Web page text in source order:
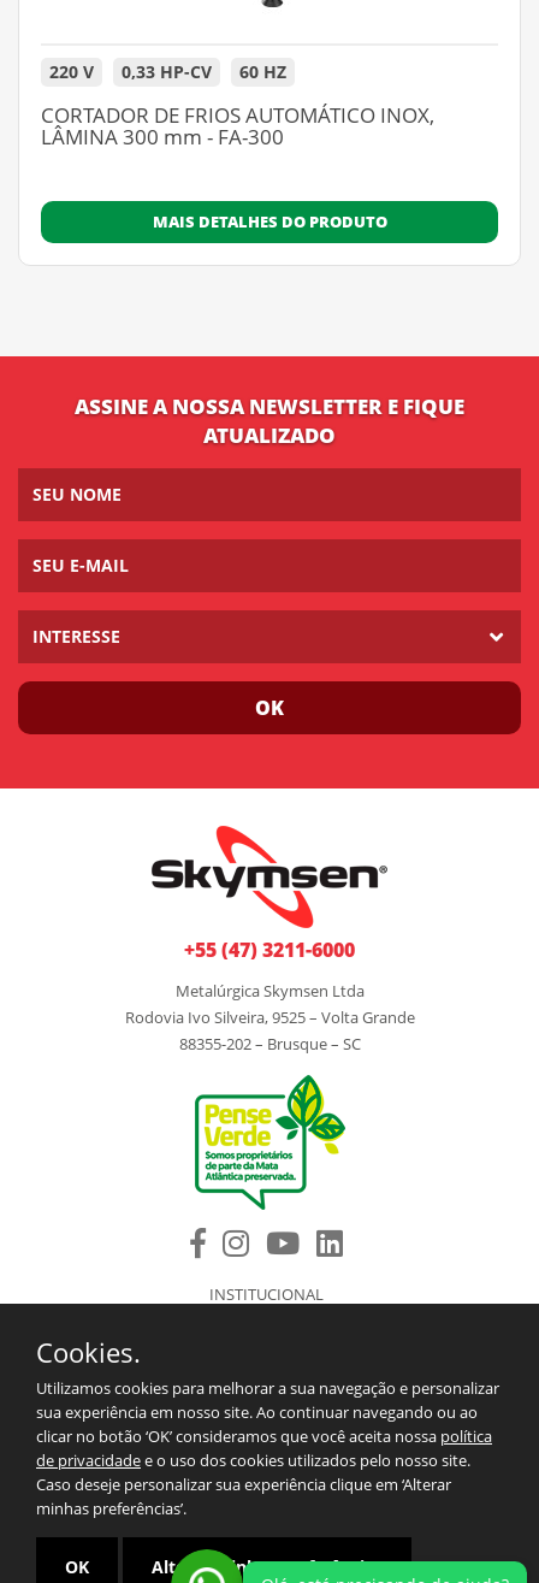
220 V 0,33 HP-CV 60 HZ
CORTADOR DE FRIOS AUTOMÁTICO INOX,
LÂMINA 300 mm - FA-300
MAIS DETALHES DO PRODUTO
ASSINE A NOSSA NEWSLETTER E FIQUE
ATUALIZADO
INTERESSE
OK
+55 (47) 3211-6000
Metalúrgica Skymsen Ltda
Rodovia Ivo Silveira, 9525 – Volta Grande
88355-202 – Brusque – SC
INSTITUCIONAL
BLOG
SAC/CONTATO
2º VIA DO BOLETO
TERMOS E CONDIÇÕES PARA EXPORTAÇÕES.
POLÍTICA DE PRIVACIDADE
Cookies.
Utilizamos cookies para melhorar a sua navegação e personalizar
sua experiência em nosso site. Ao continuar navegando ou ao
clicar no botão ‘OK’ consideramos que você aceita nossa política
de privacidadee o uso dos cookies utilizados pelo nosso site.
Caso deseje personalizar sua experiência clique em ‘Alterar
minhas preferências’.
OK Alterar minhas preferências